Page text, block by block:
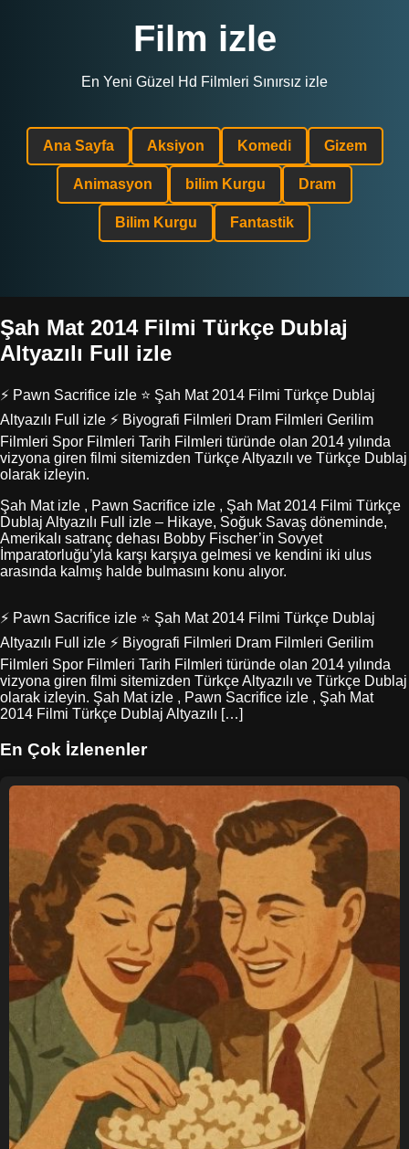
Film izle
En Yeni Güzel Hd Filmleri Sınırsız izle
Ana Sayfa Aksiyon Komedi Gizem
Animasyon bilim Kurgu Dram
Bilim Kurgu Fantastik
Şah Mat 2014 Filmi Türkçe Dublaj
Altyazılı Full izle
⚡ Pawn Sacrifice izle ⭐ Şah Mat 2014 Filmi Türkçe Dublaj
Altyazılı Full izle ⚡ Biyografi Filmleri Dram Filmleri Gerilim
Filmleri Spor Filmleri Tarih Filmleri türünde olan 2014 yılında
vizyona giren filmi sitemizden Türkçe Altyazılı ve Türkçe Dublaj
olarak izleyin.
Şah Mat izle , Pawn Sacrifice izle , Şah Mat 2014 Filmi Türkçe
Dublaj Altyazılı Full izle – Hikaye, Soğuk Savaş döneminde,
Amerikalı satranç dehası Bobby Fischer’in Sovyet
İmparatorluğu’yla karşı karşıya gelmesi ve kendini iki ulus
arasında kalmış halde bulmasını konu alıyor.
⚡ Pawn Sacrifice izle ⭐ Şah Mat 2014 Filmi Türkçe Dublaj
Altyazılı Full izle ⚡ Biyografi Filmleri Dram Filmleri Gerilim
Filmleri Spor Filmleri Tarih Filmleri türünde olan 2014 yılında
vizyona giren filmi sitemizden Türkçe Altyazılı ve Türkçe Dublaj
olarak izleyin. Şah Mat izle , Pawn Sacrifice izle , Şah Mat
2014 Filmi Türkçe Dublaj Altyazılı […]
En Çok İzlenenler